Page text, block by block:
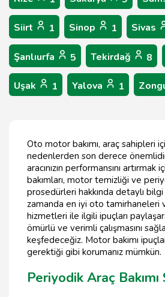
Siirt 1 Sinop 1 Sivas
Şanlıurfa 5 Tekirdağ 8
Uşak 1 Yalova 1
Oto motor bakımı, araç sahipleri
nedenlerden son derece
aracınızın performansını artırmak
bakımları, motor temizliği ve
prosedürleri hakkında detaylı
zamanda en iyi oto
hizmetleri ile ilgili ipuçları
ömürlü ve verimli çalışmasını
keşfedeceğiz. Motor bakımı
gerektiği gibi korumanız mümkün.
Periyodik Araç Bakımı